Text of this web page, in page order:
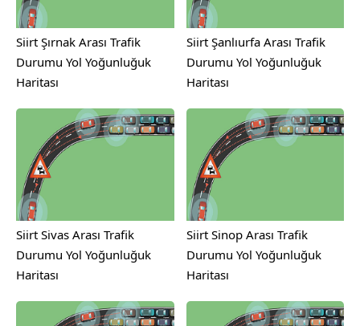
Siirt Şırnak Arası Trafik
Durumu Yol Yoğunluğuk
Haritası
Siirt Şanlıurfa Arası Trafik
Durumu Yol Yoğunluğuk
Haritası
Siirt Sivas Arası Trafik
Durumu Yol Yoğunluğuk
Haritası
Siirt Sinop Arası Trafik
Durumu Yol Yoğunluğuk
Haritası